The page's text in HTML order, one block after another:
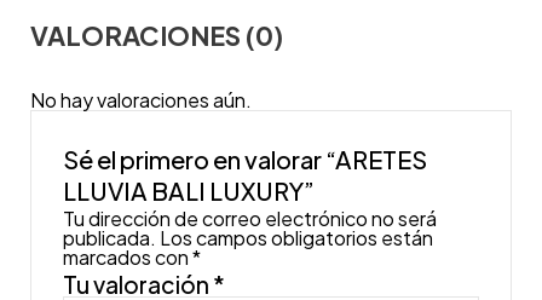
VALORACIONES (0)
No hay valoraciones aún.
Sé el primero en valorar “ARETES
LLUVIA BALI LUXURY”
Tu dirección de correo electrónico no será
publicada. Los campos obligatorios están
marcados con*
Tu valoración *